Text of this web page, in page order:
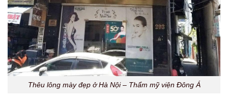
Thêu lông mày đẹp ở Hà Nội – Thẩm mỹ viện Đông Á